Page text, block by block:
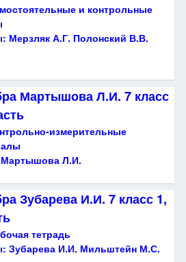
и контрольные
Мерзляк А.Г. Полонский В.В.
Мартышова Л.И. 7 класс
измерительные
Мартышова Л.И.
Зубарева И.И. 7 класс 1,
тетрадь
Зубарева И.И. Мильштейн М.С.